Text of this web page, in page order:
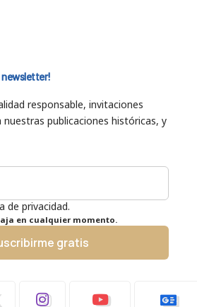
newsletter!
responsable, invitaciones
nuestras publicaciones históricas, y
de privacidad.
en cualquier momento.
gratis